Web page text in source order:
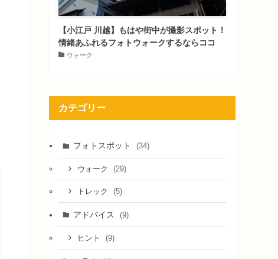
【小江戸 川越】もはや街中が撮影スポット！
情緒あふれるフォトウォークするならココ
ウォーク
カテゴリー
フォトスポット (34)
ウォーク (29)
トレック (5)
アドバイス (9)
ヒント (9)